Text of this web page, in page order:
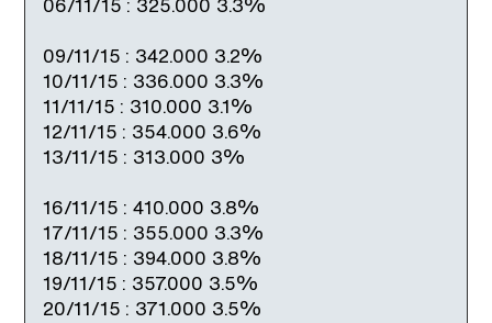
09/11/15 : 342.000 3.2%
10/11/15 : 336.000 3.3%
11/11/15 : 310.000 3.1%
12/11/15 : 354.000 3.6%
13/11/15 : 313.000 3%
16/11/15 : 410.000 3.8%
17/11/15 : 355.000 3.3%
18/11/15 : 394.000 3.8%
19/11/15 : 357.000 3.5%
20/11/15 : 371.000 3.5%